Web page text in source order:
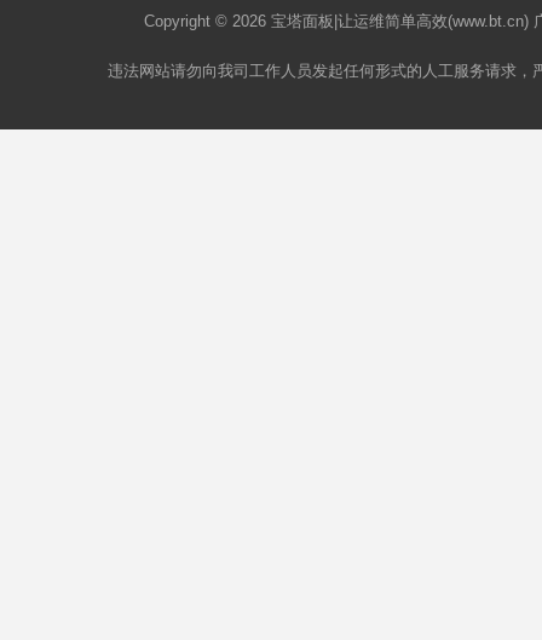
Copyright © 2026 宝塔面板 |让运维简单高效
违法网站请勿向我司工作人员发起任何形式的人工服务请求，